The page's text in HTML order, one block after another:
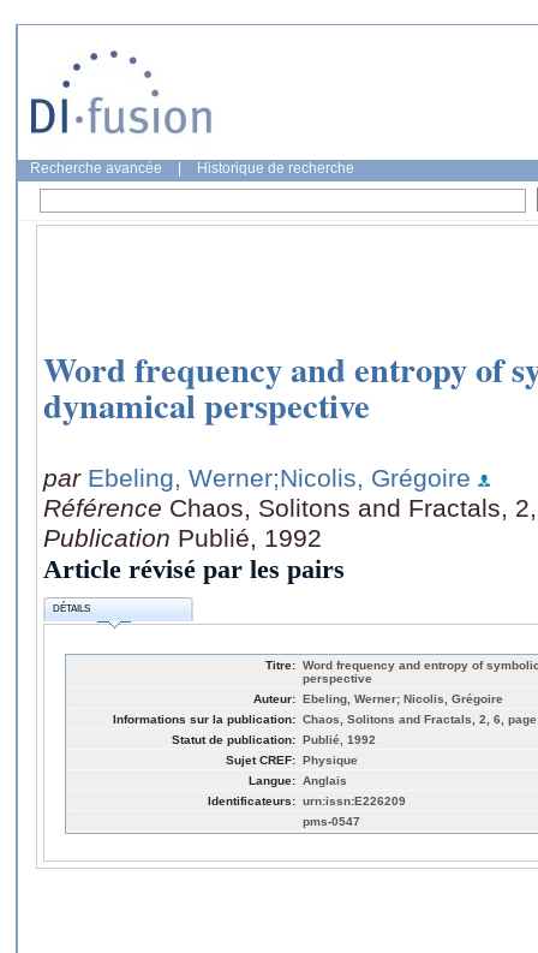
Recherche avancée Historique de recherche
Word frequency and entropy of
dynamical perspective
par Ebeling, Werner;Nicolis, Grégoire
Référence Chaos, Solitons and Fractals,
Publication Publié, 1992
Article révisé par les pairs
DÉTAILS
Titre: Word frequency and entropy of
perspective
Auteur: Ebeling, Werner; Nicolis, Grégoire
Informations sur la publication: Chaos, Solitons and Fractals, 2, 6, page
Statut de publication: Publié, 1992
Sujet CREF: Physique
Langue: Anglais
Identificateurs: urn:issn:E226209
pms-0547